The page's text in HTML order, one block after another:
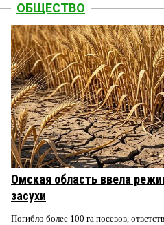
ОБЩЕСТВО
Омская область ввела
засухи
Погибло более 100 га посевов,